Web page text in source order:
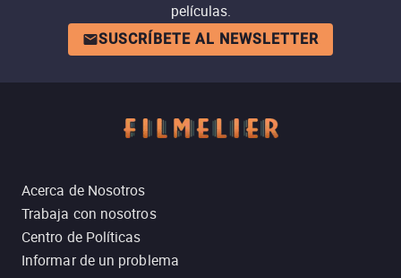
películas.
SUSCRÍBETE AL NEWSLETTER
Acerca de Nosotros
Trabaja con nosotros
Centro de Políticas
Informar de un problema